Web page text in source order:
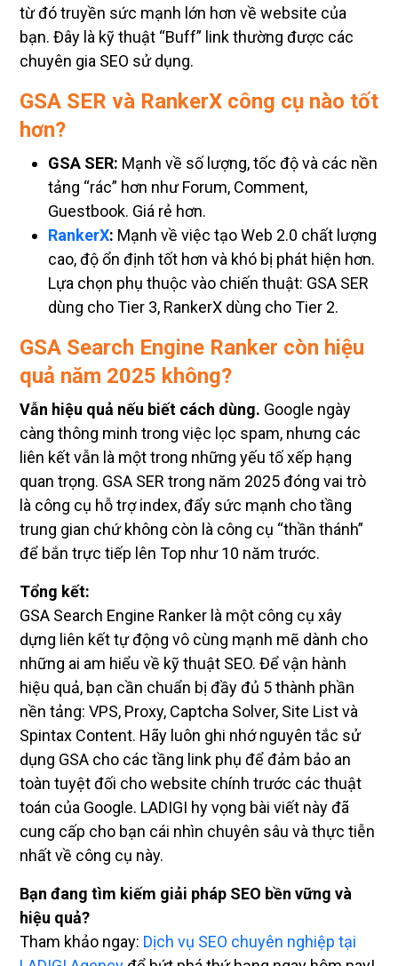
từ đó truyền sức mạnh lớn hơn về website của
bạn. Đây là kỹ thuật “Buff” link thường được các
chuyên gia SEO sử dụng.
GSA SER và RankerX công cụ nào tốt
hơn?
GSA SER: Mạnh về số lượng, tốc độ và các nền
tảng “rác” hơn như Forum, Comment,
Guestbook. Giá rẻ hơn.
RankerX: Mạnh về việc tạo Web 2.0 chất lượng
cao, độ ổn định tốt hơn và khó bị phát hiện hơn.
Lựa chọn phụ thuộc vào chiến thuật: GSA SER
dùng cho Tier 3, RankerX dùng cho Tier 2.
GSA Search Engine Ranker còn hiệu
quả năm 2025 không?
Vẫn hiệu quả nếu biết cách dùng. Google ngày
càng thông minh trong việc lọc spam, nhưng các
liên kết vẫn là một trong những yếu tố xếp hạng
quan trọng. GSA SER trong năm 2025 đóng vai trò
là công cụ hỗ trợ index, đẩy sức mạnh cho tầng
trung gian chứ không còn là công cụ “thần thánh”
để bắn trực tiếp lên Top như 10 năm trước.
Tổng kết:
GSA Search Engine Ranker là một công cụ xây
dựng liên kết tự động vô cùng mạnh mẽ dành cho
những ai am hiểu về kỹ thuật SEO. Để vận hành
hiệu quả, bạn cần chuẩn bị đầy đủ 5 thành phần
nền tảng: VPS, Proxy, Captcha Solver, Site List và
Spintax Content. Hãy luôn ghi nhớ nguyên tắc sử
dụng GSA cho các tầng link phụ để đảm bảo an
toàn tuyệt đối cho website chính trước các thuật
toán của Google. LADIGI hy vọng bài viết này đã
cung cấp cho bạn cái nhìn chuyên sâu và thực tiễn
nhất về công cụ này.
Bạn đang tìm kiếm giải pháp SEO bền vững và
hiệu quả?
Tham khảo ngay: Dịch vụ SEO chuyên nghiệp tại